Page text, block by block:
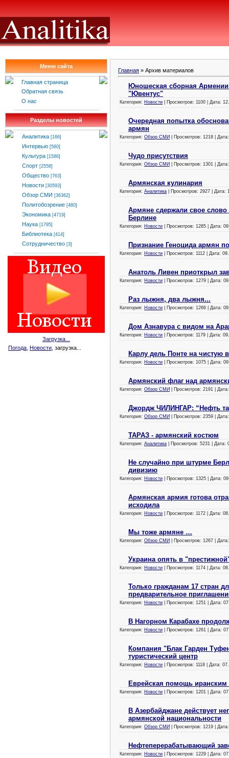
Меню сайта
Главная страница
Обратная связь
О нас
Разделы новостей
Аналитика [166]
Интервью [560]
Культура [1586]
Спорт [2558]
Общество [763]
Новости [30593]
Обзор СМИ [36362]
Политобозрение [480]
Экономика [4719]
Наука [1795]
Библиотека [414]
Сотрудничество [3]
Загрузка...
Погода Новости , загрузка...
Главная » Архив материалов
Юношеская сборная Армении
"Ювентус"
Категория: Новости | Просмотров: 1100 | Дата:
Очередная попытка
армян
Категория: Обзор СМИ | Просмотров: 1218 |
Чудо присутствия
Категория: Обзор СМИ | Просмотров: 1301 |
Армянская кулинария
Категория: Аналитика | Просмотров: 2927 | Дата:
Армяне сдержали свое
Берлине
Категория: Новости | Просмотров: 1285 | Дата:
Признание Геноцида армян
Категория: Новости | Просмотров: 1112 | Дата:
Анатоль Ливен приоткрыл
Категория: Новости | Просмотров: 1279 | Дата:
Раз лыжня, два лыжня...
Категория: Новости | Просмотров: 1266 | Дата:
Дом Азнавура с видом на
Категория: Новости | Просмотров: 1179 | Дата:
Карлу дель Понте на чистую
Категория: Новости | Просмотров: 1075 | Дата:
Армянский флаг над
Категория: Обзор СМИ | Просмотров: 2191 |
Джордж ЧИЛИНГАР: “Нефть
Категория: Обзор СМИ | Просмотров: 2359 |
ТАРАЗ - армянский костюм
Категория: Аналитика | Просмотров: 5231 | Дата:
Не случайно при штурме
дивизию
Категория: Новости | Просмотров: 1325 | Дата:
Армянская армия готова
исходила
Категория: Новости | Просмотров: 1172 | Дата:
Мы тоже армяне …
Категория: Обзор СМИ | Просмотров: 1267 |
Украина опять в
Категория: Новости | Просмотров: 1174 | Дата:
Только гражданам 17 стран
предварительное
Категория: Новости | Просмотров: 1251 | Дата:
В Нагорном Карабахе
Категория: Новости | Просмотров: 1261 | Дата:
Компания "Блак Гарден
туристический центр
Категория: Новости | Просмотров: 1118 | Дата:
Еврейская помощь
Категория: Новости | Просмотров: 1201 | Дата:
В Азербайджане действует
армянской национальности
Категория: Обзор СМИ | Просмотров: 1219 |
Нефтеперерабатывающий
Категория: Новости | Просмотров: 1229 | Дата: